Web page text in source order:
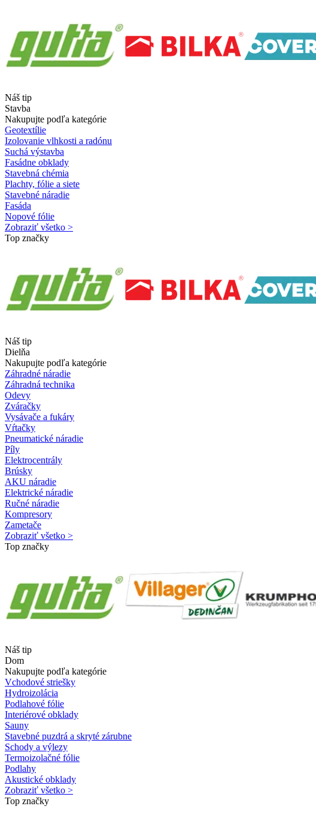
Náš tip
Stavba
Nakupujte podľa kategórie
Geotextílie
Izolovanie vlhkosti a radónu
Suchá výstavba
Fasádne obklady
Stavebná chémia
Plachty, fólie a siete
Stavebné náradie
Fasáda
Nopové fólie
Zobraziť všetko >
Top značky
Náš tip
Dielňa
Nakupujte podľa kategórie
Záhradné náradie
Záhradná technika
Odevy
Zváračky
Vysávače a fukáry
Vŕtačky
Pneumatické náradie
Píly
Elektrocentrály
Brúsky
AKU náradie
Elektrické náradie
Ručné náradie
Kompresory
Zametače
Zobraziť všetko >
Top značky
Náš tip
Dom
Nakupujte podľa kategórie
Vchodové striešky
Hydroizolácia
Podlahové fólie
Interiérové obklady
Sauny
Stavebné puzdrá a skryté zárubne
Schody a výlezy
Termoizolačné fólie
Podlahy
Akustické obklady
Zobraziť všetko >
Top značky